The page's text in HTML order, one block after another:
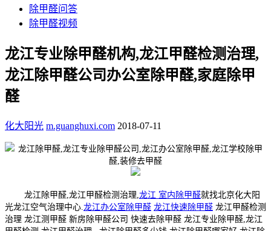
除甲醛问答
除甲醛视频
龙江专业除甲醛机构,龙江甲醛检测治理,
龙江除甲醛公司办公室除甲醛,家庭除甲
醛
化大阳光 m.guanghuxi.com 2018-07-11
龙江除甲醛,龙江甲醛检测治理, 龙江 室内除甲醛就找北京化大阳
光龙江空气治理中心. 龙江办公室除甲醛 龙江快速除甲醛 龙江甲醛检测
治理 龙江测甲醛 新房除甲醛公司 快速去除甲醛 龙江专业除甲醛,龙江